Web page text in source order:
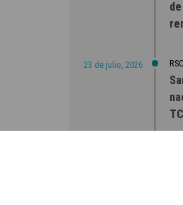
23 de julio, 2026 RSC